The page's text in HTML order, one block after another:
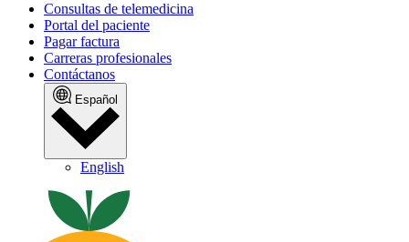
Consultas de telemedicina
Portal del paciente
Pagar factura
Carreras profesionales
Contáctanos
Español
English